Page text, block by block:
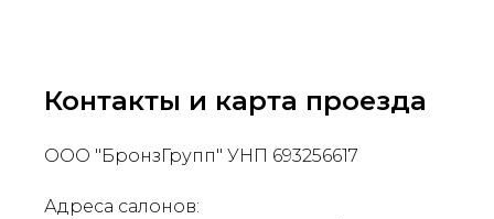
Контакты и карта проезда
ООО "БронзГрупп" УНП 693256617
Адреса салонов: